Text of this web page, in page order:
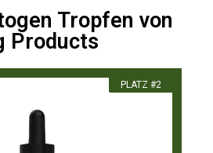
Tropfen von
Products
PLATZ #2